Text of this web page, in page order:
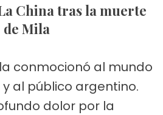
de Mila
conmocionó al mundo
al público argentino.
dolor por la